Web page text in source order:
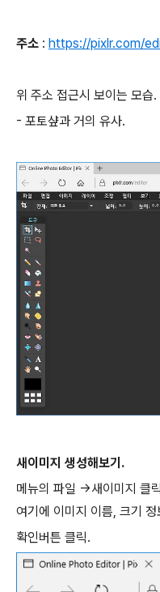
주소 : https://pixlr.com/
위 주소 접근시 보이는 모습.
- 포토샾과 거의 유사.
새이미지 생성해보기.
메뉴의 파일 ->새이미지 클
여기에 이미지 이름, 크기
확인버튼 클릭.